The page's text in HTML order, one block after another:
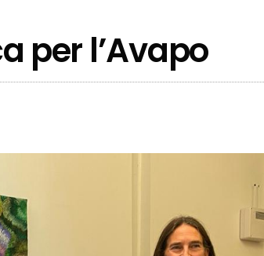
per l’Avapo